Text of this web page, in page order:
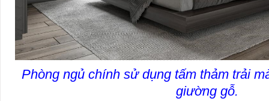
Phòng ngủ chính sử dụng tấm thảm trải
giường gỗ.